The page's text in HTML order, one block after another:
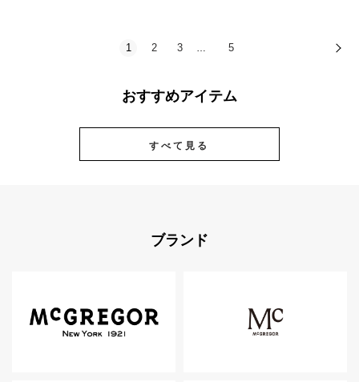
1 2 3 … 5
おすすめアイテム
すべて見る
ブランド